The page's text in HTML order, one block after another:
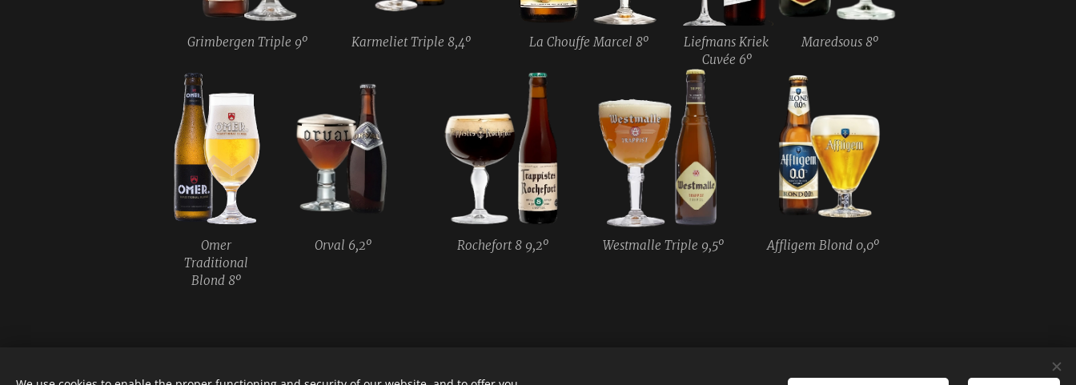
Grimbergen Triple 9º Karmeliet Triple 8,4º La Chouffe Marcel 8º
Liefmans Kriek
Cuvée 6º
Maredsous 8º
Omer
Traditional
Blond 8º
Orval 6,2º Rochefort 8 9,2º Westmalle Triple 9,5º Affligem Blond 0,0º